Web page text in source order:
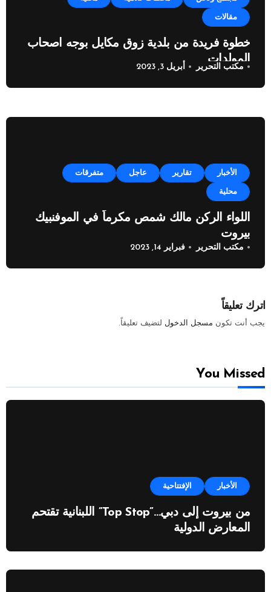
مقالات
خطوة فريدة من بلدية زوق مكايل بوجه اصحاب
المولدات
مكتب التحرير أبريل 3, 2023
الأخبار تقارير عاجل متفرقات
محلية
اللواء الركن مالك شمص مكرماً في الموفنبيك
بيروت
مكتب التحرير فبراير 14, 2023
اترك تعليقاً
يجب أنت تكون مسجل الدخول لتضيف تعليقاً.
You Missed
الأخبار الإفتتاحية
من بيروت إلى دبي…”Top Stop” اللبنانية تقتحم
المعارض الدولية